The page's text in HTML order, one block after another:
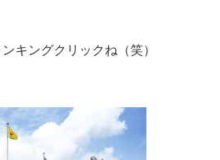
キングクリックね（笑）